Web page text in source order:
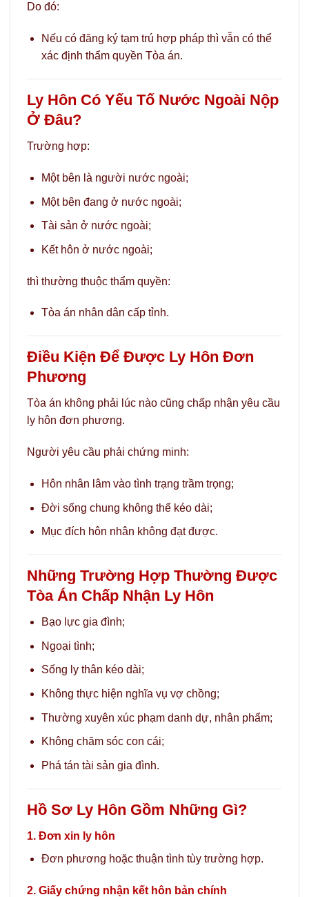
Do đó:
Nếu có đăng ký tạm trú hợp pháp thì vẫn có thể
xác định thẩm quyền Tòa án.
Ly Hôn Có Yếu Tố Nước Ngoài Nộp
Ở Đâu?
Trường hợp:
Một bên là người nước ngoài;
Một bên đang ở nước ngoài;
Tài sản ở nước ngoài;
Kết hôn ở nước ngoài;
thì thường thuộc thẩm quyền:
Tòa án nhân dân cấp tỉnh.
Điều Kiện Để Được Ly Hôn Đơn
Phương
Tòa án không phải lúc nào cũng chấp nhận yêu cầu
ly hôn đơn phương.
Người yêu cầu phải chứng minh:
Hôn nhân lâm vào tình trạng trầm trọng;
Đời sống chung không thể kéo dài;
Mục đích hôn nhân không đạt được.
Những Trường Hợp Thường Được
Tòa Án Chấp Nhận Ly Hôn
Bạo lực gia đình;
Ngoại tình;
Sống ly thân kéo dài;
Không thực hiện nghĩa vụ vợ chồng;
Thường xuyên xúc phạm danh dự, nhân phẩm;
Không chăm sóc con cái;
Phá tán tài sản gia đình.
Hồ Sơ Ly Hôn Gồm Những Gì?
1. Đơn xin ly hôn
Đơn phương hoặc thuận tình tùy trường hợp.
2. Giấy chứng nhận kết hôn bản chính